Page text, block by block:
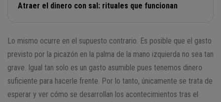
Atraer el dinero con sal: rituales que funcionan
Lo mismo ocurre en el supuesto contrario. Es posible que el gasto
previsto por la picazón en la palma de la mano izquierda no sea tan
grave. Igual tan solo es un gasto asumible pues tenemos dinero
suficiente para hacerle frente. Por lo tanto, únicamente se trata de
esperar y ver cómo se desarrollan los acontecimientos tras el